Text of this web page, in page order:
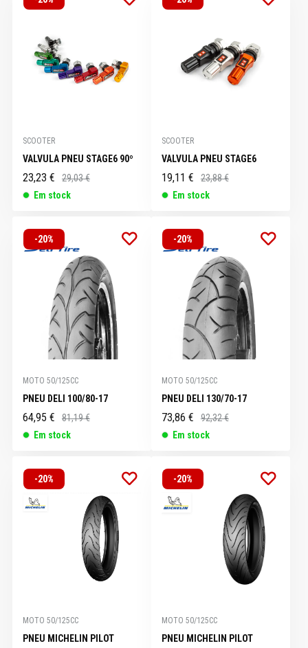
SCOOTER
VALVULA PNEU STAGE6 90º
23,23 €
29,03 €
Em stock
SCOOTER
VALVULA PNEU STAGE6
19,11 €
23,88 €
Em stock
-20%
MOTO 50/125CC
PNEU DELI 100/80-17
64,95 €
81,19 €
Em stock
-20%
MOTO 50/125CC
PNEU DELI 130/70-17
73,86 €
92,32 €
Em stock
-20%
MOTO 50/125CC
PNEU MICHELIN PILOT
-20%
MOTO 50/125CC
PNEU MICHELIN PILOT